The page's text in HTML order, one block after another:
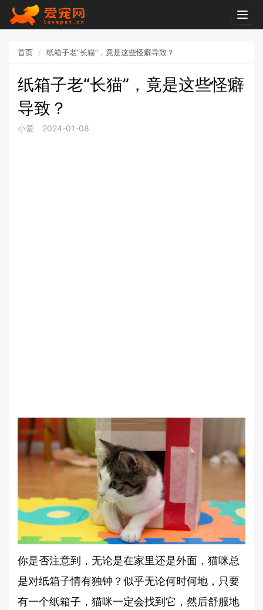
首页 纸箱子老“长猫”，竟是这些怪癖导致？
纸箱子老“长猫”，竟是这些怪癖
导致？
小爱 2024-01-08
你是否注意到，无论是在家里还是外面，猫咪总
是对纸箱子情有独钟？似乎无论何时何地，只要
有一个纸箱子，猫咪一定会找到它，然后舒服地